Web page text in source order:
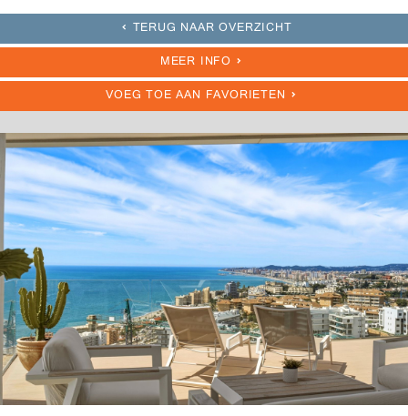
TERUG NAAR OVERZICHT
MEER INFO
VOEG TOE AAN FAVORIETEN